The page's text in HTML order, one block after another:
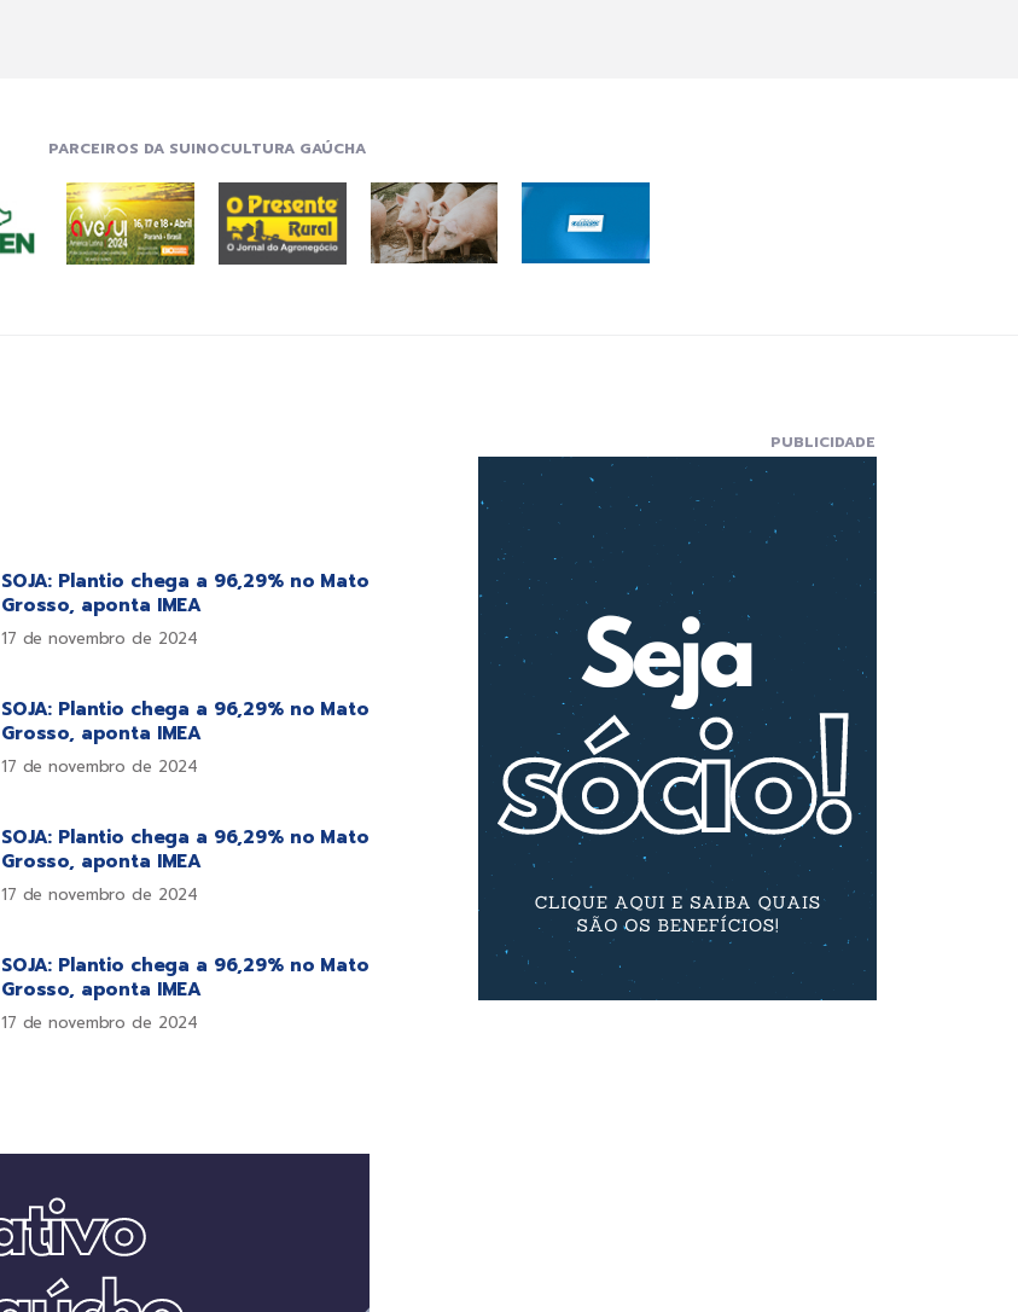
PARCEIROS DA SUINOCULTURA GAÚCHA
SOJA: Plantio chega a 96,29% no Mato
Grosso, aponta IMEA
17 de novembro de 2024
SOJA: Plantio chega a 96,29% no Mato
Grosso, aponta IMEA
17 de novembro de 2024
SOJA: Plantio chega a 96,29% no Mato
Grosso, aponta IMEA
17 de novembro de 2024
SOJA: Plantio chega a 96,29% no Mato
Grosso, aponta IMEA
17 de novembro de 2024